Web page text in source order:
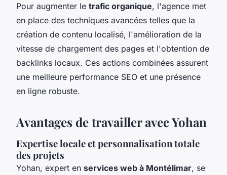
Pour augmenter le trafic organique, l'agence met
en place des techniques avancées telles que la
création de contenu localisé, l'amélioration de la
vitesse de chargement des pages et l'obtention de
backlinks locaux. Ces actions combinées assurent
une meilleure performance SEO et une présence
en ligne robuste.
Avantages de travailler avec Yohan
Expertise locale et personnalisation totale
des projets
Yohan, expert en services web à Montélimar, se